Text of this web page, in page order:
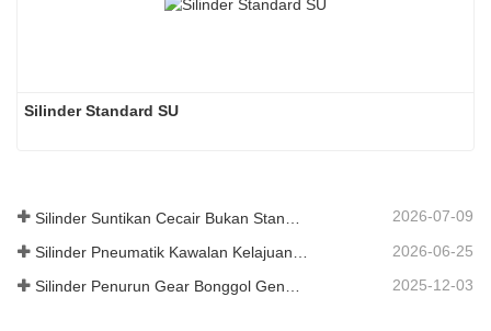
Silinder Standard SU
2026-07-09
2026-06-25
2025-12-03